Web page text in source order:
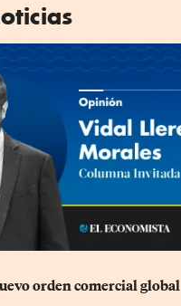
orden comercial global